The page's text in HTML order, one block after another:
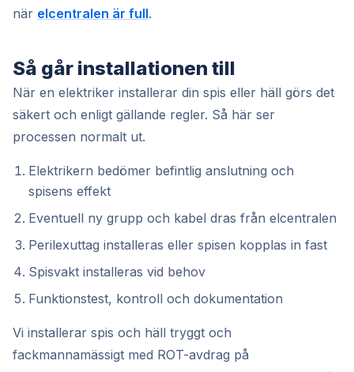
när elcentralen är full.
Så går installationen till
När en elektriker installerar din spis eller häll görs det
säkert och enligt gällande regler. Så här ser
processen normalt ut.
Elektrikern bedömer befintlig anslutning och
spisens effekt
Eventuell ny grupp och kabel dras från elcentralen
Perilexuttag installeras eller spisen kopplas in fast
Spisvakt installeras vid behov
Funktionstest, kontroll och dokumentation
Vi installerar spis och häll tryggt och
fackmannamässigt med ROT-avdrag på